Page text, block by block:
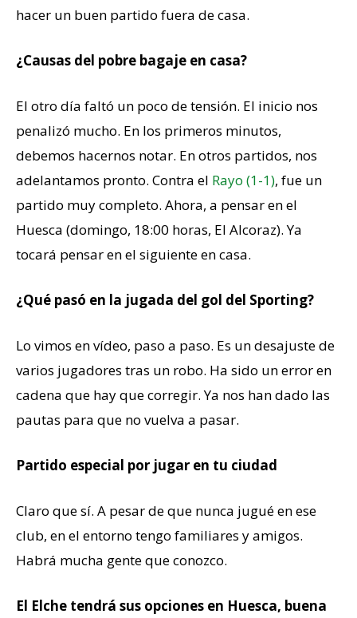
hacer un buen partido fuera de casa.
¿Causas del pobre bagaje en casa?
El otro día faltó un poco de tensión. El inicio nos
penalizó mucho. En los primeros minutos,
debemos hacernos notar. En otros partidos, nos
adelantamos pronto. Contra el Rayo (1-1), fue un
partido muy completo. Ahora, a pensar en el
Huesca (domingo, 18:00 horas, El Alcoraz). Ya
tocará pensar en el siguiente en casa.
¿Qué pasó en la jugada del gol del Sporting?
Lo vimos en vídeo, paso a paso. Es un desajuste de
varios jugadores tras un robo. Ha sido un error en
cadena que hay que corregir. Ya nos han dado las
pautas para que no vuelva a pasar.
Partido especial por jugar en tu ciudad
Claro que sí. A pesar de que nunca jugué en ese
club, en el entorno tengo familiares y amigos.
Habrá mucha gente que conozco.
El Elche tendrá sus opciones en Huesca, buena